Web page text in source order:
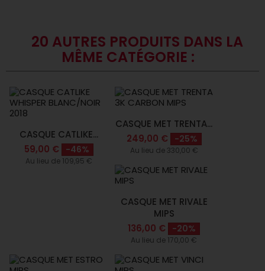
20 AUTRES PRODUITS DANS LA
MÊME CATÉGORIE :
CASQUE CATLIKE...
59,00 €
-46%
Au lieu de 109,95 €
CASQUE MET TRENTA...
249,00 €
-25%
Au lieu de 330,00 €
CASQUE MET RIVALE
MIPS
136,00 €
-20%
Au lieu de 170,00 €